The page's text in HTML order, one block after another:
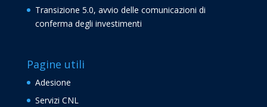
Transizione 5.0, avvio delle comunicazioni di
conferma degli investimenti
Pagine utili
Adesione
Servizi CNL